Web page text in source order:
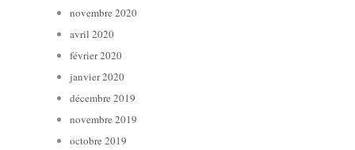
novembre 2020
avril 2020
février 2020
janvier 2020
décembre 2019
novembre 2019
octobre 2019